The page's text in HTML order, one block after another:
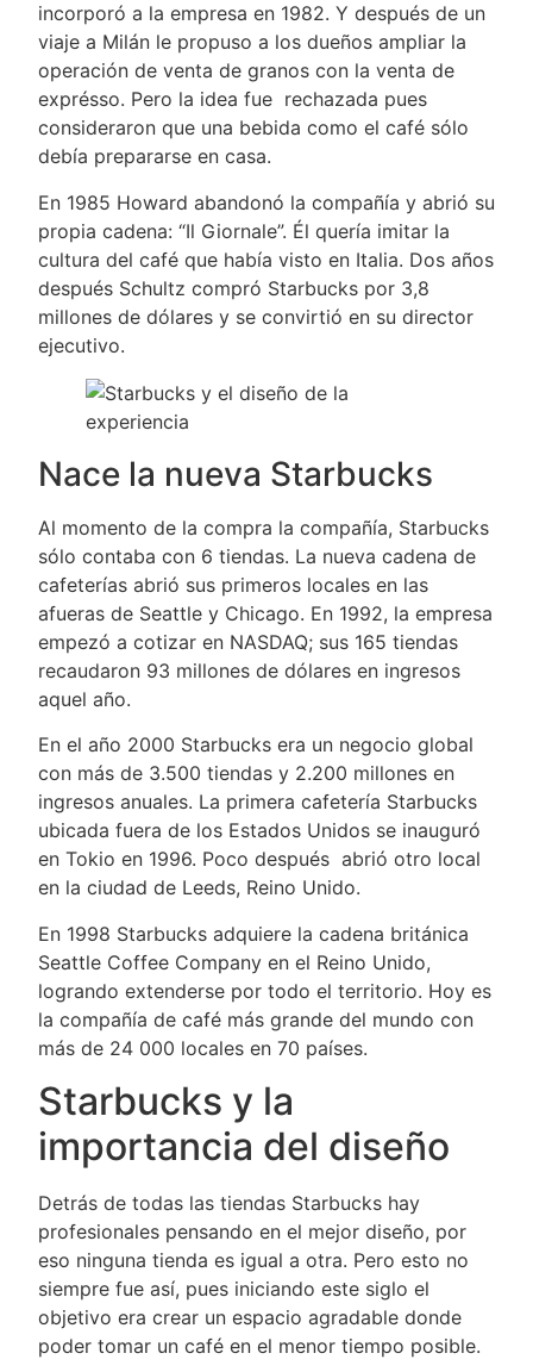
incorporó a la empresa en 1982. Y después de un
viaje a Milán le propuso a los dueños ampliar la
operación de venta de granos con la venta de
exprésso. Pero la idea fue rechazada pues
consideraron que una bebida como el café sólo
debía prepararse en casa.
En 1985 Howard abandonó la compañía y abrió su
propia cadena: “Il Giornale”. Él quería imitar la
cultura del café que había visto en Italia. Dos años
después Schultz compró Starbucks por 3,8
millones de dólares y se convirtió en su director
ejecutivo.
Nace la nueva Starbucks
Al momento de la compra la compañía, Starbucks
sólo contaba con 6 tiendas. La nueva cadena de
cafeterías abrió sus primeros locales en las
afueras de Seattle y Chicago. En 1992, la empresa
empezó a cotizar en NASDAQ; sus 165 tiendas
recaudaron 93 millones de dólares en ingresos
aquel año.
En el año 2000 Starbucks era un negocio global
con más de 3.500 tiendas y 2.200 millones en
ingresos anuales. La primera cafetería Starbucks
ubicada fuera de los Estados Unidos se inauguró
en Tokio en 1996. Poco después abrió otro local
en la ciudad de Leeds, Reino Unido.
En 1998 Starbucks adquiere la cadena británica
Seattle Coffee Company en el Reino Unido,
logrando extenderse por todo el territorio. Hoy es
la compañía de café más grande del mundo con
más de 24 000 locales en 70 países.
Starbucks y la
importancia del diseño
Detrás de todas las tiendas Starbucks hay
profesionales pensando en el mejor diseño, por
eso ninguna tienda es igual a otra. Pero esto no
siempre fue así, pues iniciando este siglo el
objetivo era crear un espacio agradable donde
poder tomar un café en el menor tiempo posible.